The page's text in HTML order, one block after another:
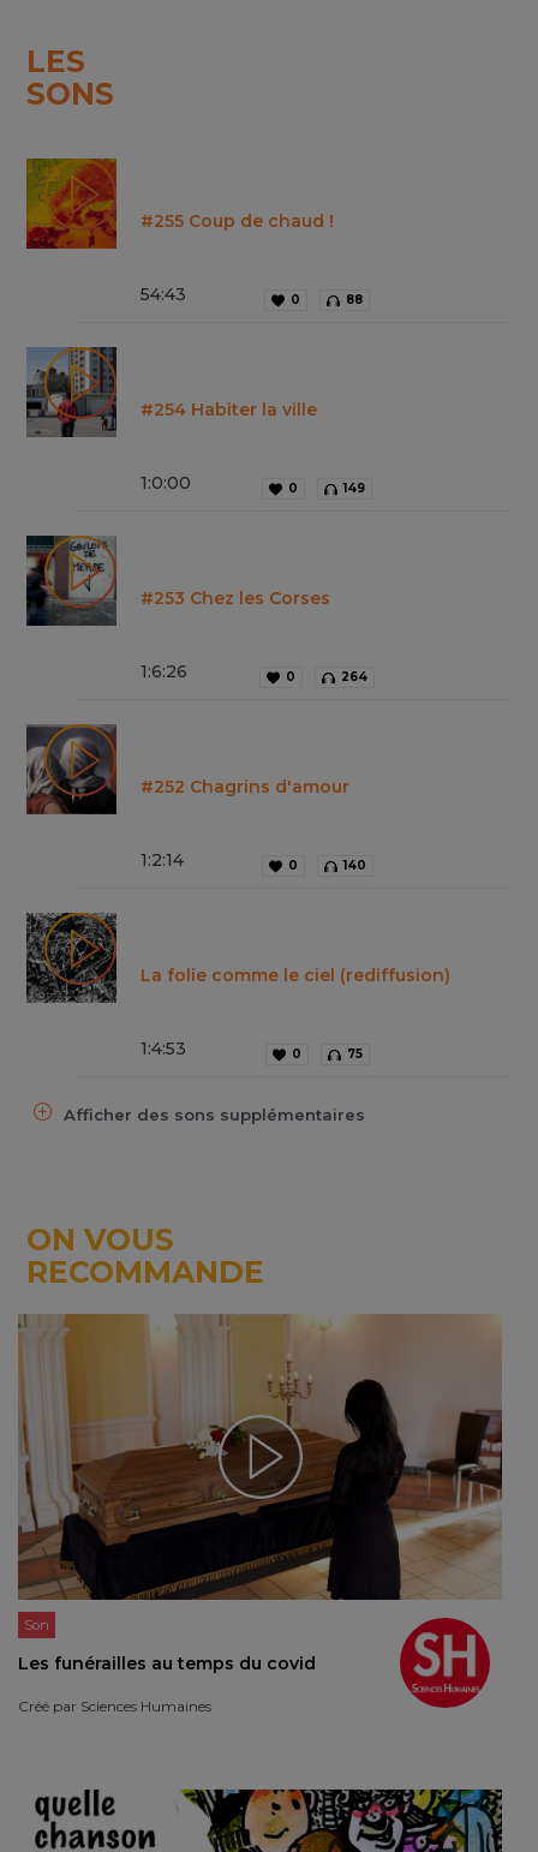
LES
SONS
#255 Coup de chaud !
54:43 0 88
#254 Habiter la ville
1:0:00 0 149
#253 Chez les Corses
1:6:26 0 264
#252 Chagrins d'amour
1:2:14 0 140
La folie comme le ciel (rediffusion)
1:4:53 0 75
Afficher des sons supplémentaires
ON VOUS
RECOMMANDE
Son
Les funérailles au temps du covid
Créé par Sciences Humaines